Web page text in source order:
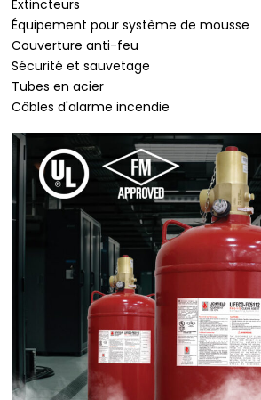
Extincteurs
Équipement pour système de mousse
Couverture anti-feu
Sécurité et sauvetage
Tubes en acier
Câbles d'alarme incendie